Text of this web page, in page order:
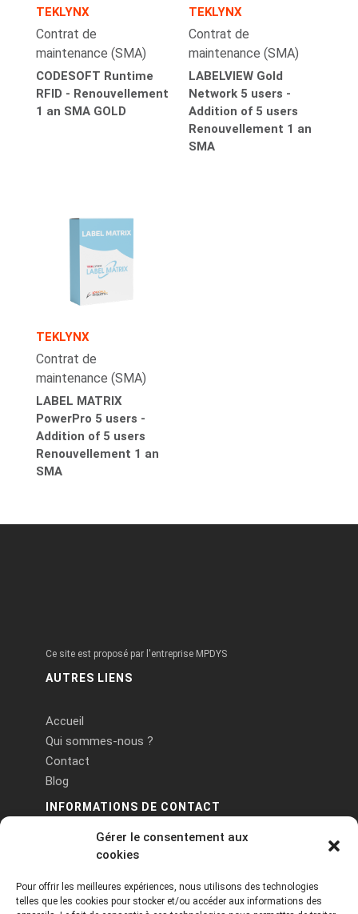
Gérer le consentement aux
cookies
Pour offrir les meilleures expériences, nous utilisons des technologies
telles que les cookies pour stocker et/ou accéder aux informations des
TEKLYNX
Contrat de
maintenance (SMA)
CODESOFT Runtime
RFID - Renouvellement
1 an SMA GOLD
TEKLYNX
Contrat de
maintenance (SMA)
LABELVIEW Gold
Network 5 users -
Addition of 5 users
Renouvellement 1 an
SMA
TEKLYNX
Contrat de
maintenance (SMA)
LABEL MATRIX
PowerPro 5 users -
Addition of 5 users
Renouvellement 1 an
SMA
Ce site est proposé par l'entreprise MPDYS
AUTRES LIENS
Accueil
Qui sommes-nous ?
Contact
Blog
INFORMATIONS DE CONTACT
PA Keneach Ouest - 5 rue de Belle-Île - 56400
contact@logiciels-etiquettes.com
09 71 37 25 93